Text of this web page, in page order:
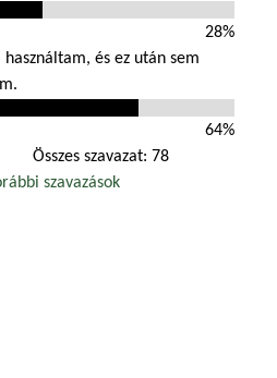
28%
használtam, és ez után sem
64%
Összes szavazat: 78
szavazások